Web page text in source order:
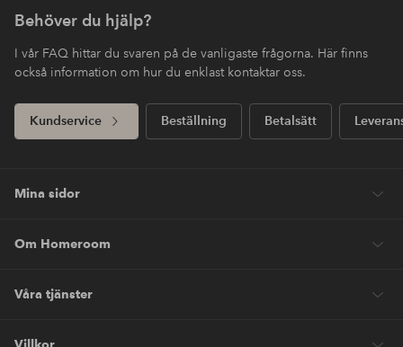
Behöver du hjälp?
I vår FAQ hittar du svaren på de vanligaste frågorna. Här finns
också information om hur du enklast kontaktar oss.
Kundservice Beställning Betalsätt
Mina sidor
Om Homeroom
Våra tjänster
Villkor